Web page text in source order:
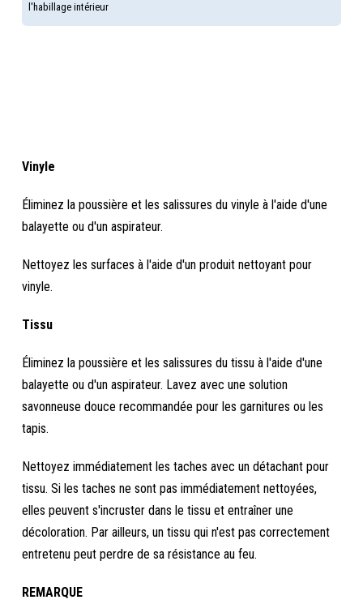
l'habillage intérieur
Vinyle
Éliminez la poussière et les salissures du vinyle à l'aide d'une
balayette ou d'un aspirateur.
Nettoyez les surfaces à l'aide d'un produit nettoyant pour
vinyle.
Tissu
Éliminez la poussière et les salissures du tissu à l'aide d'une
balayette ou d'un aspirateur. Lavez avec une solution
savonneuse douce recommandée pour les garnitures ou les
tapis.
Nettoyez immédiatement les taches avec un détachant pour
tissu. Si les taches ne sont pas immédiatement nettoyées,
elles peuvent s'incruster dans le tissu et entraîner une
décoloration. Par ailleurs, un tissu qui n'est pas correctement
entretenu peut perdre de sa résistance au feu.
REMARQUE